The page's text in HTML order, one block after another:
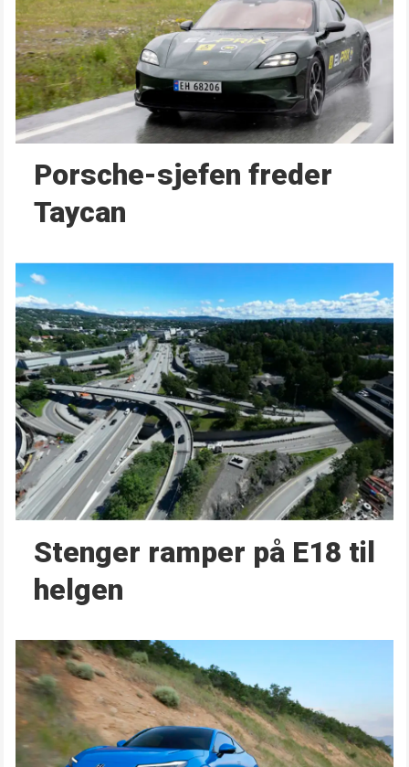
Porsche-sjefen freder
Taycan
Stenger ramper på E18 til
helgen